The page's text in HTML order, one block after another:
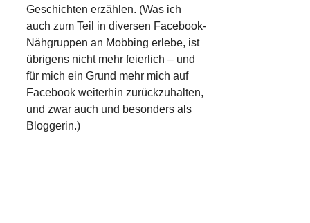
Geschichten erzählen. (Was ich
auch zum Teil in diversen Facebook-
Nähgruppen an Mobbing erlebe, ist
übrigens nicht mehr feierlich – und
für mich ein Grund mehr mich auf
Facebook weiterhin zurückzuhalten,
und zwar auch und besonders als
Bloggerin.)